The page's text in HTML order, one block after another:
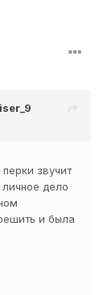
звучит
дело
и была